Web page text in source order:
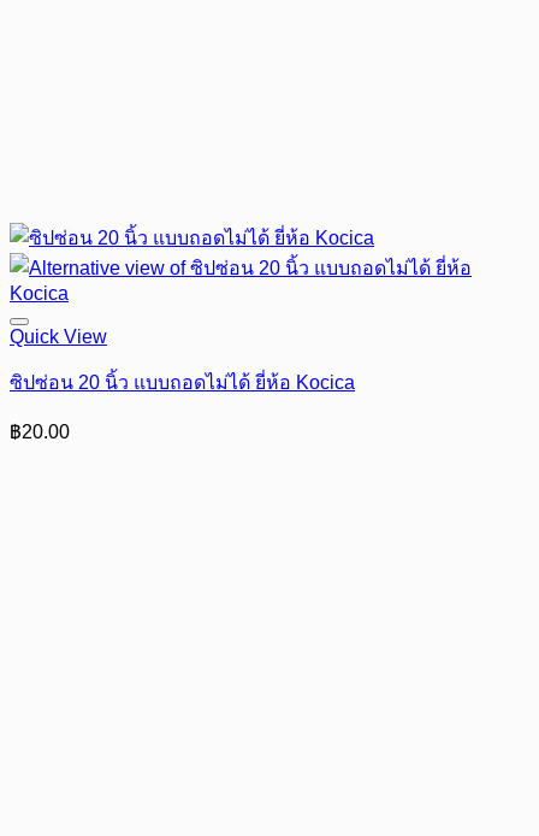
Quick View
ซิปซ่อน 20 นิ้ว แบบถอดไม่ได้ ยี่ห้อ Kocica
฿20.00